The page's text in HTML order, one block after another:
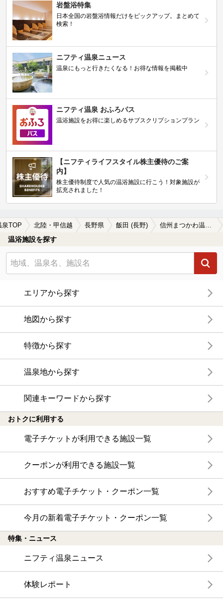
岩盤浴特集
日本全国の岩盤浴情報だけをピックアップ。まとめて
検索！
ニフティ温泉ニュース
温泉にもっと行きたくなる！お得な情報を掲載中
ニフティ温泉 おふろパス
温浴施設をお得に楽しめるサブスクリプションプラン
【ニフティライフスタイル株主優待のご案
内】
株主優待制度で人気の温浴施設に行こう！対象施設が
拡充されました！
泉TOP 北陸・甲信越 長野県 飯田 (長野)
温浴施設を探す
エリアから探す
地図から探す
特徴から探す
温泉地から探す
関連キーワードから探す
おトクに利用する
電子チケットが利用できる施設一覧
クーポンが利用できる施設一覧
おすすめ電子チケット・クーポン一覧
今月の新着電子チケット・クーポン一覧
特集・ニュース
ニフティ温泉ニュース
体験レポート